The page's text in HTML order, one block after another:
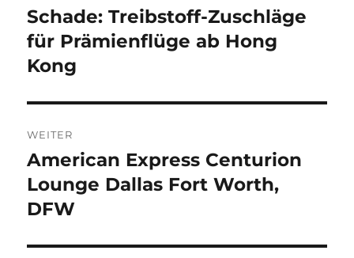
Vorheriger
Beitrag:
Schade: Treibstoff-Zuschläge
für Prämienflüge ab Hong
Kong
WEITER
Nächster
Beitrag:
American Express Centurion
Lounge Dallas Fort Worth,
DFW